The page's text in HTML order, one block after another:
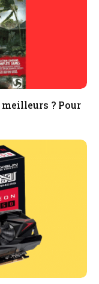
? Pour